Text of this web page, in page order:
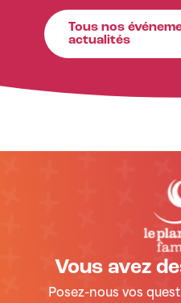
Tous nos
actualités
Vous avez
Posez-nous vos